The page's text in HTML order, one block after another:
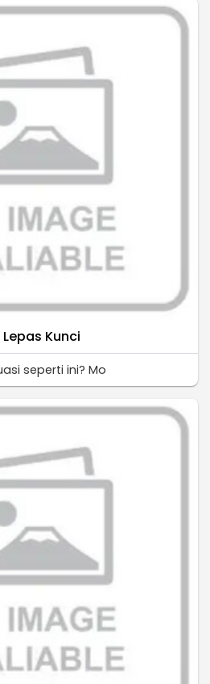
Kunci
seperti ini? Mo